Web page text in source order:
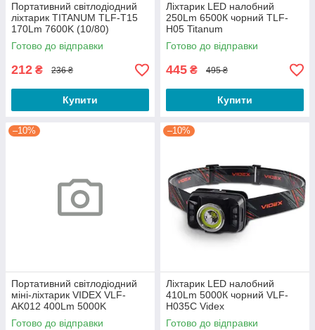
Портативний світлодіодний
ліхтарик TITANUM TLF-T15
170Lm 7600K (10/80)
Готово до відправки
212 ₴ 236 ₴
Купити
Ліхтарик LED налобний
250Lm 6500К чорний TLF-
H05 Titanum
Готово до відправки
445 ₴ 495 ₴
Купити
–10%
Портативний світлодіодний
міні-ліхтарик VIDEX VLF-
AK012 400Lm 5000K
(10шт/80шт)
Готово до відправки
–10%
Ліхтарик LED налобний
410Lm 5000К чорний VLF-
H035C Videx
Готово до відправки